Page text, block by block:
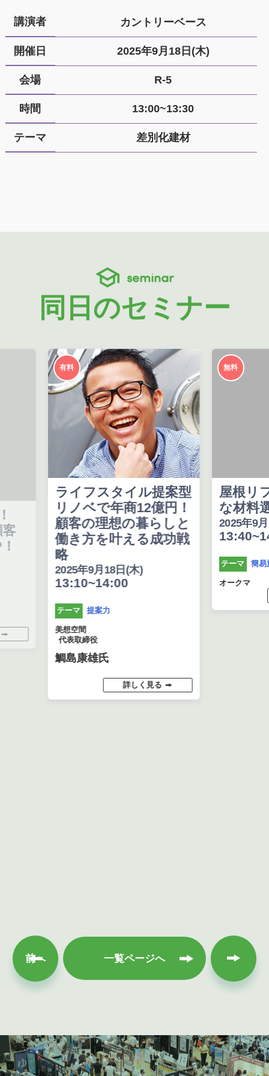
講演者 カントリーベース
開催日 2025年9月18日(木)
会場 R-5
時間 13:00~13:30
テーマ 差別化建材
seminar
同日のセミナー
ライフスタイル提案型
リノベで年商12億円！
顧客の理想の暮らしと
働き方を叶える成功戦
2025年9月18日(木)
13:10~14:00
提案力
美想空間
代表取締役
鯛島康雄氏
詳しく見る
屋根リフォー
な材料選定に
2025年9月18日(
13:40~14:10
簡易施工
前へ 一覧ページへ
次へ